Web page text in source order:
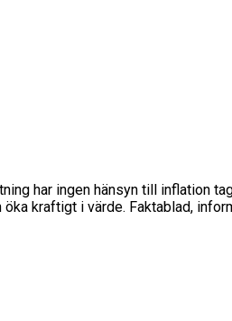
har ingen hänsyn till inflation
kraftigt i värde. Faktablad,